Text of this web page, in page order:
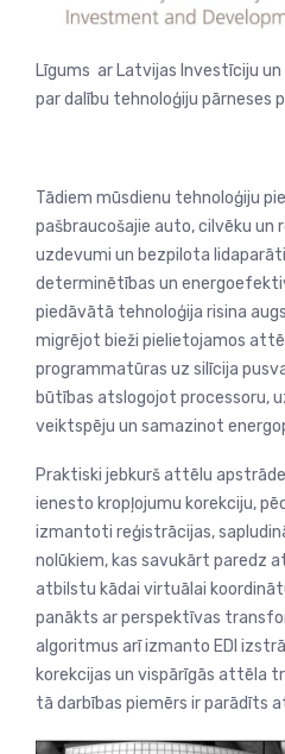
Līgums ar Latvijas Investīciju
par dalību tehnoloģiju pārneses
Tādiem mūsdienu tehnoloģiju
pašbraucošajie auto, cilvēku un
uzdevumi un bezpilota
determinētības un
piedāvātā tehnoloģija risina
migrējot bieži pielietojamos
programmatūras uz silīcija
būtības atslogojot processoru,
veiktspēju un samazinot
Praktiski jebkurš attēlu
ienesto kropļojumu korekciju,
izmantoti reģistrācijas,
nolūkiem, kas savukārt paredz
atbilstu kādai virtuālai
panākts ar perspektīvas
algoritmus arī izmanto EDI
korekcijas un vispārīgās attēla
tā darbības piemērs ir parādīts